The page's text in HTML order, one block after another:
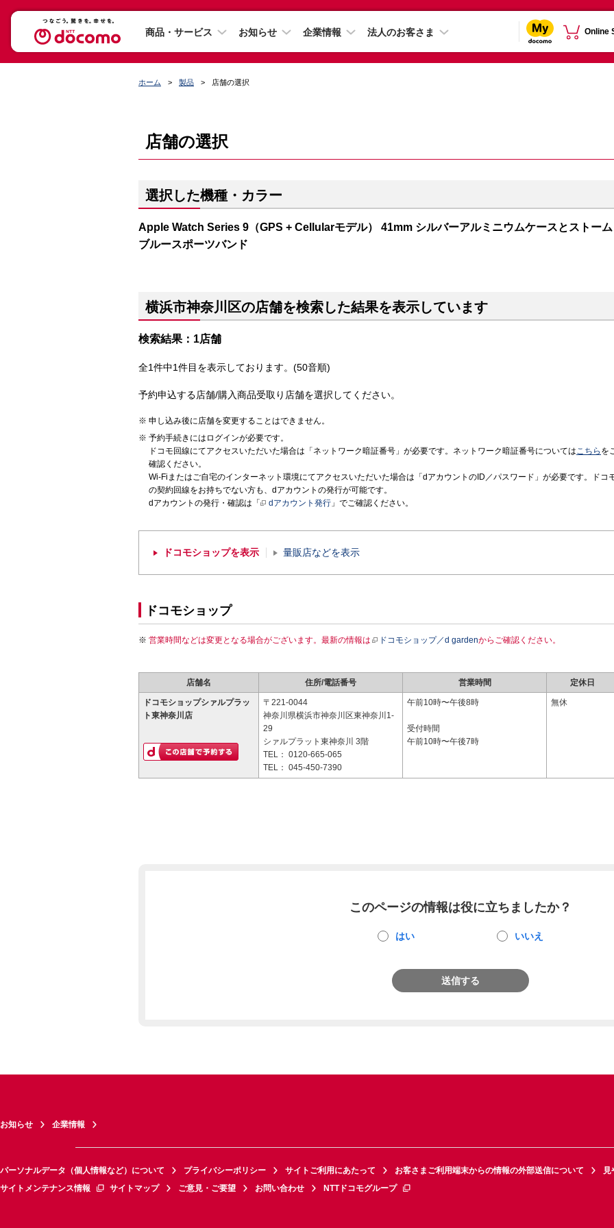
商品・サービス お知らせ 企業情報 法人のお客さま Online
ホーム 製品 店舗の選択
店舗の選択
選択した機種・カラー
Apple Watch Series 9（GPS + Cellularモデル） 41mm シルバーアルミニウムケースとストーム
ブルースポーツバンド
横浜市神奈川区の店舗を検索した結果を表示しています
検索結果：1店舗
全1件中1件目を表示しております。(50音順)
予約申込する店舗/購入商品受取り店舗を選択してください。
申し込み後に店舗を変更することはできません。
予約手続きにはログインが必要です。
ドコモ回線にてアクセスいただいた場合は「ネットワーク暗証番号」が必要です。ネットワーク暗証番号についてはこちら を
確認ください。
Wi-Fiまたはご自宅のインターネット環境にてアクセスいただいた場合は「dアカウントのID／パスワード」が必要です。ドコ
の契約回線をお持ちでない方も、dアカウントの発行が可能です。
dアカウントの発行・確認は「
dアカウント発行 」でご確認ください。
ドコモショップを表示 量販店などを表示
ドコモショップ
営業時間などは変更となる場合がございます。最新の情報は ドコモショップ／d gardenからご確認ください。
店舗名 住所/電話番号 営業時間 定休日
ドコモショップシァルプラッ
ト東神奈川店
〒221-0044
神奈川県横浜市神奈川区東神奈川1-
29
シァルプラット東神奈川 3階
TEL： 0120-665-065
TEL： 045-450-7390
午前10時〜午後8時
受付時間
午前10時〜午後7時
無休
このページの情報は役に立ちましたか？
はい いいえ
送信する
お知らせ 企業情報
パーソナルデータ（個人情報など）について プライバシーポリシー サイトご利用にあたって お客さまご利用端末からの情報の外部送信について
見
サイトメンテナンス情報
サイトマップ ご意見・ご要望 お問い合わせ NTTドコモグループ